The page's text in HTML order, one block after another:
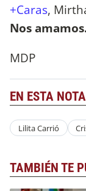
+Caras,
Nos
MDP
EN ESTA NOTA
Lilita Carrió
TAMBIÉN TE